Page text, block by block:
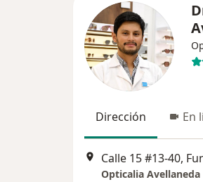
Dirección En
Calle 15 #13-40,
Opticalia Avellaneda